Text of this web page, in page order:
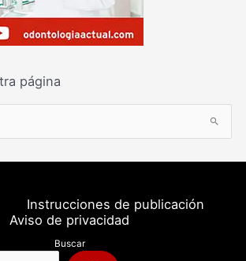
página
Instrucciones de publicación
Aviso de privacidad
Buscar